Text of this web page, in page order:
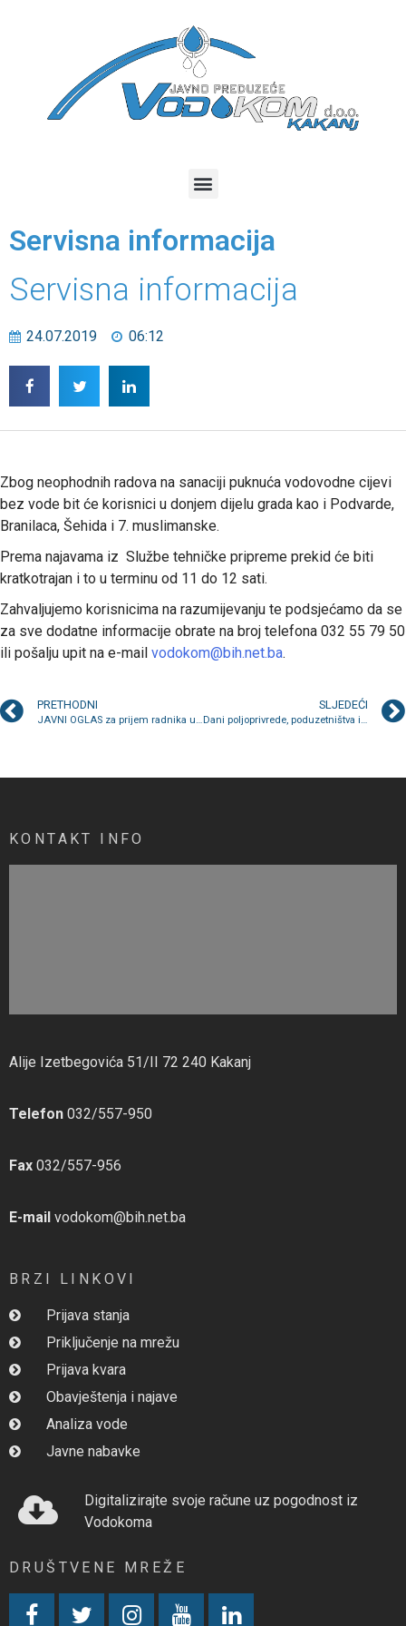
Servisna informacija
Servisna informacija
24.07.2019 06:12
Zbog neophodnih radova na sanaciji puknuća vodovodne cijevi
bez vode bit će korisnici u donjem dijelu grada kao i Podvarde,
Branilaca, Šehida i 7. muslimanske.
Prema najavama iz Službe tehničke pripreme prekid će biti
kratkotrajan i to u terminu od 11 do 12 sati.
Zahvaljujemo korisnicima na razumijevanju te podsjećamo da se
za sve dodatne informacije obrate na broj telefona 032 55 79 50
ili pošalju upit na e-mail vodokom@bih.net.ba.
PRETHODNI
JAVNI OGLAS za prijem radnika u radni odnos na određeno vrijeme u trajanju od 12 mjeseci
SLJEDEĆI
Dani poljoprivrede, poduzetništva i ekologije
KONTAKT INFO
Alije Izetbegovića 51/II 72 240 Kakanj
Telefon 032/557-950
Fax 032/557-956
E-mail vodokom@bih.net.ba
BRZI LINKOVI
Prijava stanja
Priključenje na mrežu
Prijava kvara
Obavještenja i najave
Analiza vode
Javne nabavke
Digitalizirajte svoje račune uz pogodnost iz
Vodokoma
DRUŠTVENE MREŽE